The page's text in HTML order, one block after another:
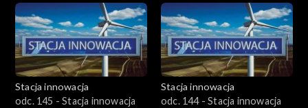
Stacja innowacja
odc. 145 - Stacja innowacja
Stacja innowacja
odc. 144 - Stacja innowacja